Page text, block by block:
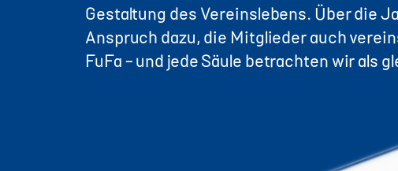
Gestaltung des Vereinslebens. Über die
Anspruch dazu, die Mitglieder auch
FuFa – und jede Säule betrachten wir als